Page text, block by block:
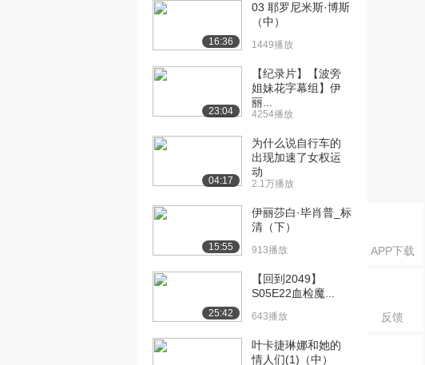
APP下载
反馈
2.3万播放
[19] 玫瑰战争（一）
[20] 玫瑰战争（二） 45:06
2.3万播放
[22] 玫瑰战争（四）
[23] 伊丽莎白一世（一）
[24] 伊丽莎白一世（二）
3.4万播放
[25] 伊丽莎白一世（三）
16:36
03 耶罗尼米斯·博斯
（中）
1449播放
23:04
【纪录片】【波旁
姐妹花字幕组】伊
丽...
4254播放
04:17
为什么说自行车的
出现加速了女权运
动
2.1万播放
15:55
伊丽莎白·毕肖普_标
清（下）
913播放
25:42
【回到2049】
S05E22血检魔...
643播放
叶卡捷琳娜和她的
情人们(1)（中）